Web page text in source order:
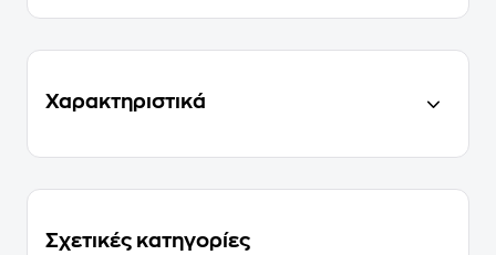
Χαρακτηριστικά
Σχετικές κατηγορίες